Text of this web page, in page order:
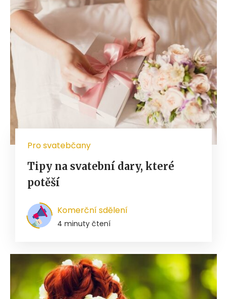
Pro svatebčany
Tipy na svatební dary, které
potěší
Komerční sdělení
4 minuty čtení